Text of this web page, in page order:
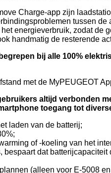
Charge-app zijn
tussen de
energieverbruik, zodat de
handmatig de resterende
bij alle 100%
met de MyPEUGEOT
altijd verbonden
toegang tot
laden van de batterij;
of -koeling van het
bespaart dat batterijcapaciteit
(alleen voor E-5008